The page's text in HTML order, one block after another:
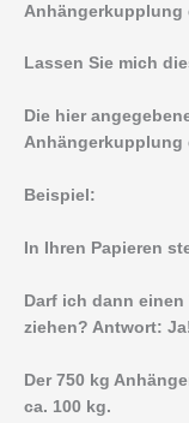
Anhängerkupplung
Lassen Sie mich
Die hier
Anhängerkupplung
Beispiel:
In Ihren Papieren
Darf ich dann
ziehen? Antwort:
Der 750 kg
ca. 100 kg.